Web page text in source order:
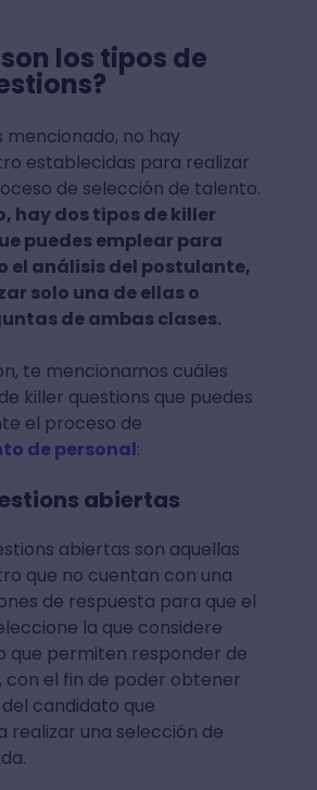
los tipos de
mencionado, no hay
establecidas para realizar
de selección de talento.
hay dos tipos de killer
puedes emplear para
el análisis del postulante,
solo una de ellas o
de ambas clases.
te mencionamos cuáles
killer questions que puedes
el proceso de
de personal:
abiertas
abiertas son aquellas
que no cuentan con una
de respuesta para que el
la que considere
que permiten responder de
con el fin de poder obtener
candidato que
realizar una selección de